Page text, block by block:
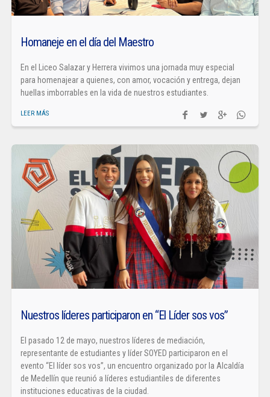
Homaneje en el día del Maestro
En el Liceo Salazar y Herrera vivimos una jornada muy especial
para homenajear a quienes, con amor, vocación y entrega, dejan
huellas imborrables en la vida de nuestros estudiantes.
LEER MÁS
Nuestros líderes participaron en “El Líder sos vos”
El pasado 12 de mayo, nuestros líderes de mediación,
representante de estudiantes y líder SOYED participaron en el
evento “El líder sos vos”, un encuentro organizado por la Alcaldía
de Medellín que reunió a líderes estudiantiles de diferentes
instituciones educativas de la ciudad.